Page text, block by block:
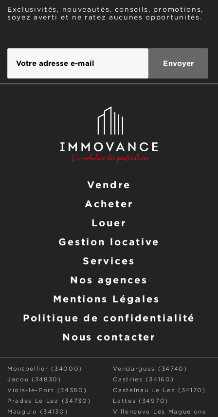
Exclusivités, nouveautés, conseils, promotions,
soyez averti et ne ratez aucunes opportunités.
Vendre
Acheter
Louer
Gestion locative
Services
Nos agences
Mentions Légales
Politique de confidentialité
Nous contacter
Montpellier (34000)
Vendargues (34740)
Jacou (34830)
Castries (34160)
Viols-le-Fort (34380)
Castelnau Le Lez (34170)
Prades Le Lez (34730)
Lattes (34970)
Mauguio (34130)
Villeneuve Les Maguelone